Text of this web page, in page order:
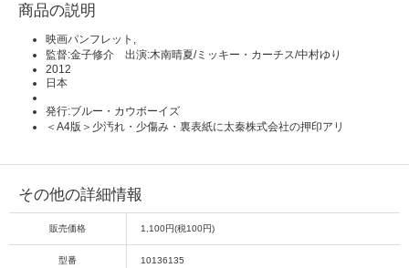
商品の説明
映画パンフレット,
監督:金子修介 出演:木南晴夏/ミッキー・カーチス/中村ゆり
2012
日本
発行:ブルー・カウボーイズ
＜A4版＞少汚れ・少傷み・裏表紙に太秦株式会社の押印アリ
その他の詳細情報
販売価格 1,100円(税100円)
型番 10136135